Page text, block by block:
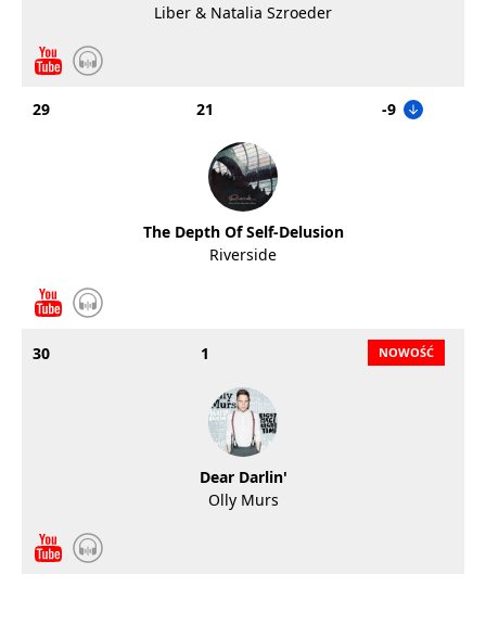
Liber & Natalia Szroeder
29 21 -9
The Depth Of Self-Delusion
Riverside
30 1
Dear Darlin'
Olly Murs